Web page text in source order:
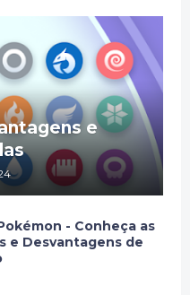
e
- Conheça as
e Desvantagens de